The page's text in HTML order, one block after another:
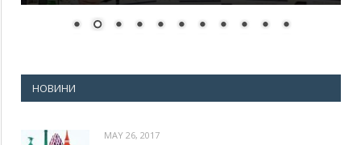
НОВИНИ
MAY 26, 2017